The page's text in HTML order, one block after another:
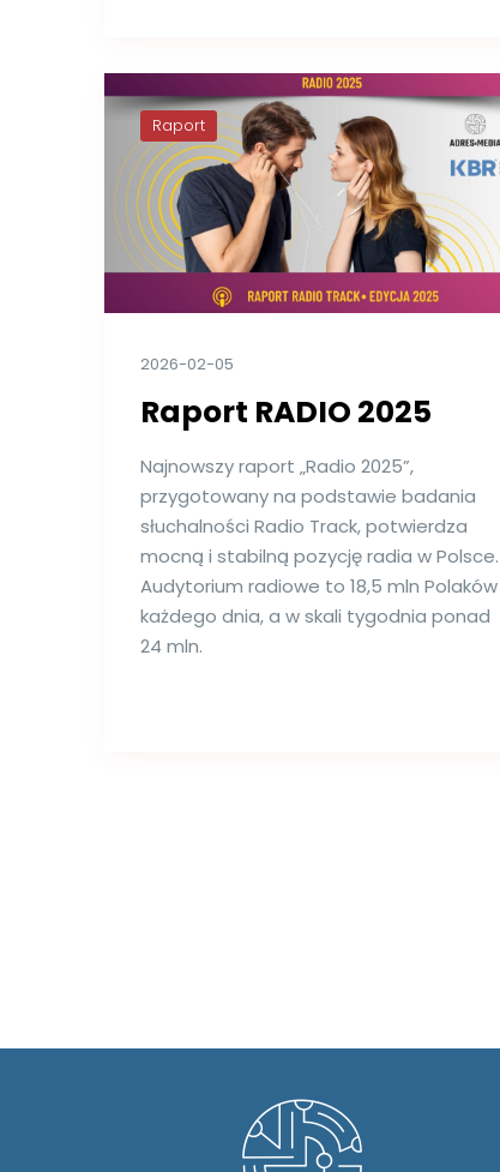
Raport
2026-02-05
Raport RADIO 2025
Najnowszy raport „Radio 2025”,
przygotowany na podstawie badania
słuchalności Radio Track, potwierdza
mocną i stabilną pozycję radia w Polsce.
Audytorium radiowe to 18,5 mln Polaków
każdego dnia, a w skali tygodnia ponad
24 mln.